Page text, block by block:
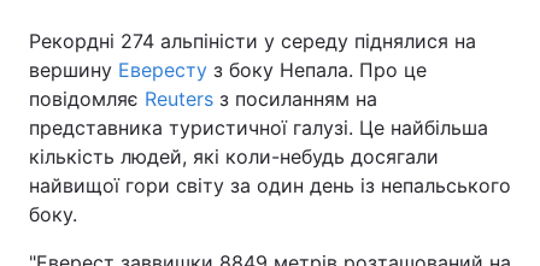
Головна Війна
Україна Політика
Економіка Світ
Спорт
Рекордні 274 альпіністи у середу піднялися на
вершину Евересту з боку Непала. Про це
повідомляє Reuters з посиланням на
представника туристичної галузі. Це найбільша
кількість людей, які коли-небудь досягали
найвищої гори світу за один день із непальського
боку.